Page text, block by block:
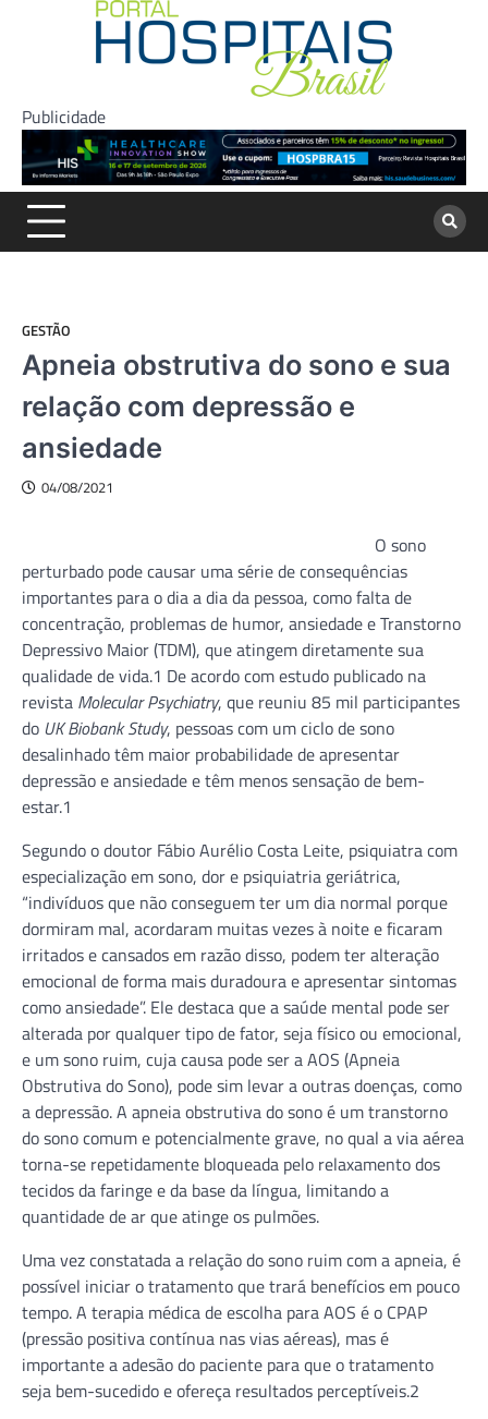
Publicidade
GESTÃO
Apneia obstrutiva do sono e sua
relação com depressão e
ansiedade
04/08/2021
O sono
perturbado pode causar uma série de consequências
importantes para o dia a dia da pessoa, como falta de
concentração, problemas de humor, ansiedade e Transtorno
Depressivo Maior (TDM), que atingem diretamente sua
qualidade de vida.1 De acordo com estudo publicado na
revista Molecular Psychiatry, que reuniu 85 mil participantes
do UK Biobank Study, pessoas com um ciclo de sono
desalinhado têm maior probabilidade de apresentar
depressão e ansiedade e têm menos sensação de bem-
estar.1
Segundo o doutor Fábio Aurélio Costa Leite, psiquiatra com
especialização em sono, dor e psiquiatria geriátrica,
“indivíduos que não conseguem ter um dia normal porque
dormiram mal, acordaram muitas vezes à noite e ficaram
irritados e cansados em razão disso, podem ter alteração
emocional de forma mais duradoura e apresentar sintomas
como ansiedade”. Ele destaca que a saúde mental pode ser
alterada por qualquer tipo de fator, seja físico ou emocional,
e um sono ruim, cuja causa pode ser a AOS (Apneia
Obstrutiva do Sono), pode sim levar a outras doenças, como
a depressão. A apneia obstrutiva do sono é um transtorno
do sono comum e potencialmente grave, no qual a via aérea
torna-se repetidamente bloqueada pelo relaxamento dos
tecidos da faringe e da base da língua, limitando a
quantidade de ar que atinge os pulmões.
Uma vez constatada a relação do sono ruim com a apneia, é
possível iniciar o tratamento que trará benefícios em pouco
tempo. A terapia médica de escolha para AOS é o CPAP
(pressão positiva contínua nas vias aéreas), mas é
importante a adesão do paciente para que o tratamento
seja bem-sucedido e ofereça resultados perceptíveis.2